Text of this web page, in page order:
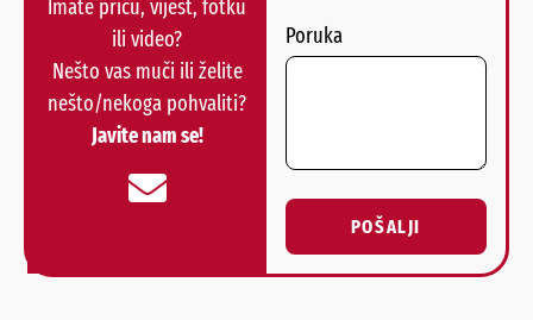
Imate priču, vijest, fotku
ili video?
Nešto vas muči ili želite
nešto/nekoga pohvaliti?
Javite nam se!
Poruka
POŠALJI
Alternative: